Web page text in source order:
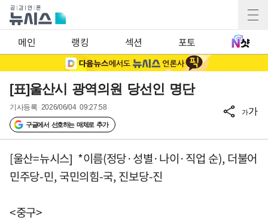
메인 랭킹 섹션 포토
[표]울산시 광역의원 당선인 명단
기사등록 2026/06/04 09:27:58
구글에서 선호하는 매체로 추가
가가
[울산=뉴시스] *이름(정당·성별·나이·직업 순), 더불어
민주당-민, 국민의힘-국, 진보당-진
<중구>